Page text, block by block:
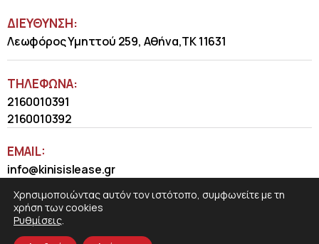
ΔΙΕΥΘΥΝΣΗ:
Λεωφόρος Υμηττού 259, Αθήνα,ΤΚ 11631
ΤΗΛΈΦΩΝΑ:
2160010391
2160010392
EMAIL:
info@kinisislease.gr
Χρησιμοποιώντας αυτόν τον ιστότοπο, συμφωνείτε με τη
χρήση των cookies
Ρυθμίσεις.